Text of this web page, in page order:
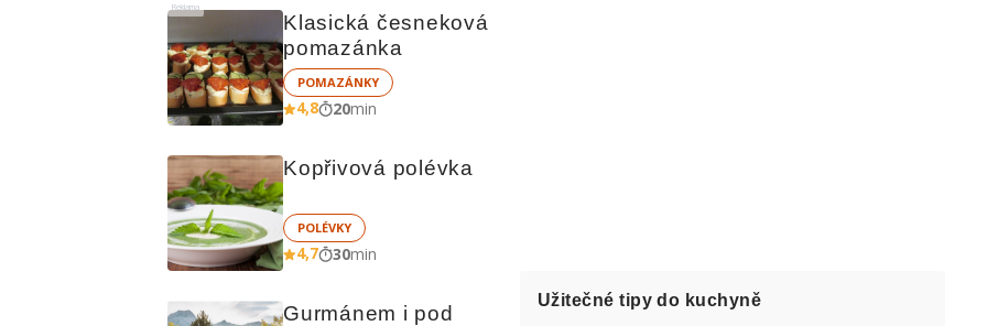
Reklama
Klasická česneková
pomazánka
POMAZÁNKY
4,8 20min
Kopřivová polévka
POLÉVKY
4,7 30min
Gurmánem i pod
Užitečné tipy do kuchyně